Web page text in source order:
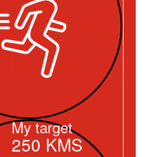
My target
250 KMS